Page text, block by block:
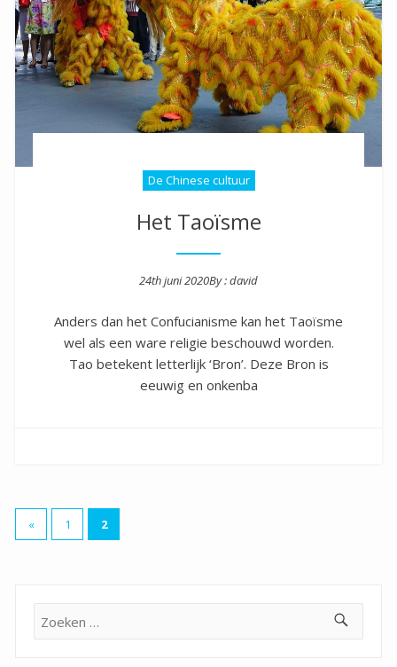
De Chinese cultuur
Het Taoïsme
24th juni 2020By :david
Anders dan het Confucianisme kan het Taoïsme
wel als een ware religie beschouwd worden.
Tao betekent letterlijk ‘Bron’. Deze Bron is
eeuwig en onkenba
Berichten
paginering
« 1 2
Zoeken